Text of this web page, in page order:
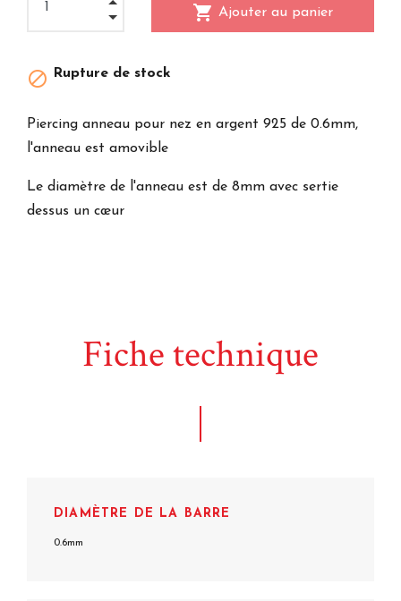
shopping_cart Ajouter au panier
 Rupture de stock
Piercing anneau pour nez en argent 925 de 0.6mm,
l'anneau est amovible
Le diamètre de l'anneau est de 8mm avec sertie
dessus un cœur
Fiche technique
DIAMÈTRE DE LA BARRE
0.6mm